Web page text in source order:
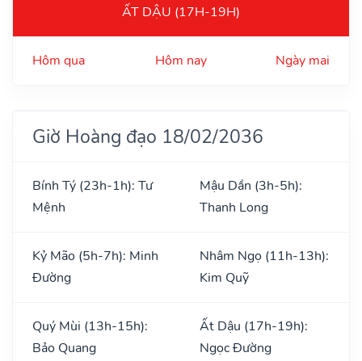
ẤT DẬU (17H-19H)
Hôm qua Hôm nay Ngày mai
Giờ Hoàng đạo 18/02/2036
Bính Tý (23h-1h): Tư
Mệnh
Mậu Dần (3h-5h):
Thanh Long
Kỷ Mão (5h-7h): Minh
Đường
Nhâm Ngọ (11h-13h):
Kim Quỹ
Quý Mùi (13h-15h):
Bảo Quang
Ất Dậu (17h-19h):
Ngọc Đường